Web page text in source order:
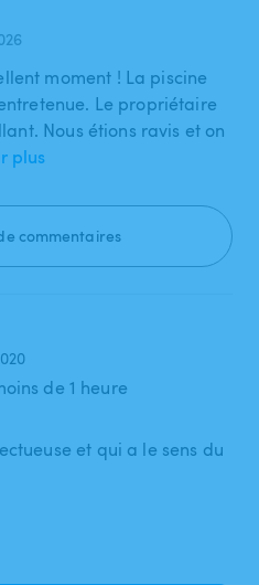
moment ! La piscine
Le propriétaire
Nous étions ravis et on
plus
commentaires
de 1 heure
et qui a le sens du